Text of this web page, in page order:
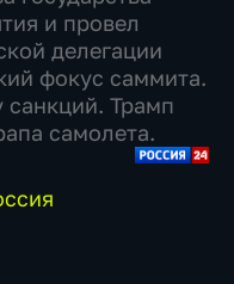
и провел
делегации
фокус саммита.
санкций. Трамп
самолета.